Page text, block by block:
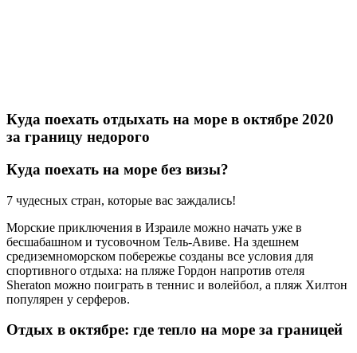
Куда поехать отдыхать на море в октябре 2020
за границу недорого
Куда поехать на море без визы?
7 чудесных стран, которые вас заждались!
Морские приключения в Израиле можно начать уже в
бесшабашном и тусовочном Тель-Авиве. На здешнем
средиземноморском побережье созданы все условия для
спортивного отдыха: на пляже Гордон напротив отеля
Sheraton можно поиграть в теннис и волейбол, а пляж Хилтон
популярен у серферов.
Отдых в октябре: где тепло на море за границей